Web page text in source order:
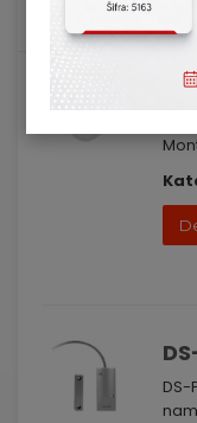
Mreža
DS-